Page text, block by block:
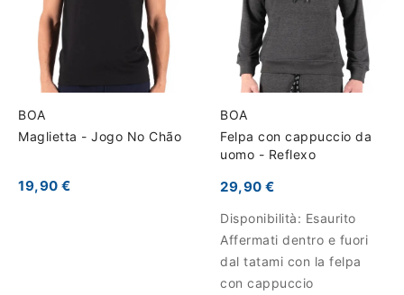
BOA
Maglietta - Jogo No Chão
19,90 €
BOA
Felpa con cappuccio da
uomo - Reflexo
29,90 €
Disponibilità: Esaurito
Affermati dentro e fuori
dal tatami con la felpa
con cappuccio